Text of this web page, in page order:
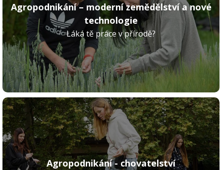
Agropodnikání – moderní zemědělství a nové
technologie
Láká tě práce v přírodě?
Agropodnikání - chovatelství